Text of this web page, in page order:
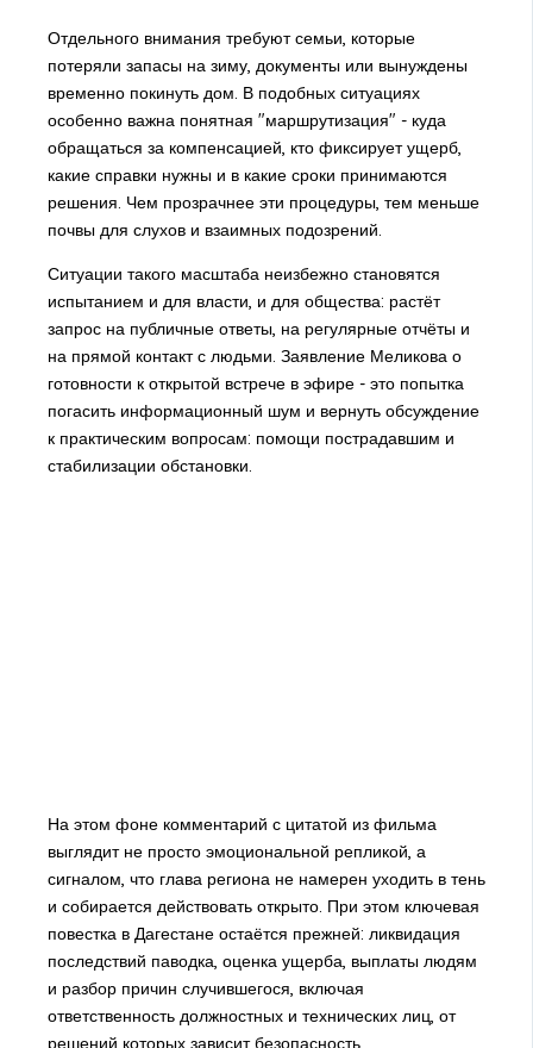
Отдельного внимания требуют семьи, которые
потеряли запасы на зиму, документы или вынуждены
временно покинуть дом. В подобных ситуациях
особенно важна понятная "маршрутизация" - куда
обращаться за компенсацией, кто фиксирует ущерб,
какие справки нужны и в какие сроки принимаются
решения. Чем прозрачнее эти процедуры, тем меньше
почвы для слухов и взаимных подозрений.
Ситуации такого масштаба неизбежно становятся
испытанием и для власти, и для общества: растёт
запрос на публичные ответы, на регулярные отчёты и
на прямой контакт с людьми. Заявление Меликова о
готовности к открытой встрече в эфире - это попытка
погасить информационный шум и вернуть обсуждение
к практическим вопросам: помощи пострадавшим и
стабилизации обстановки.
На этом фоне комментарий с цитатой из фильма
выглядит не просто эмоциональной репликой, а
сигналом, что глава региона не намерен уходить в тень
и собирается действовать открыто. При этом ключевая
повестка в Дагестане остаётся прежней: ликвидация
последствий паводка, оценка ущерба, выплаты людям
и разбор причин случившегося, включая
ответственность должностных и технических лиц, от
решений которых зависит безопасность